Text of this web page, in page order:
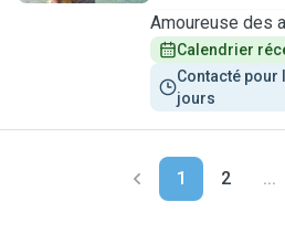
Amoureuse des
Calendrier
Contacté pour
jours
1 2 ...